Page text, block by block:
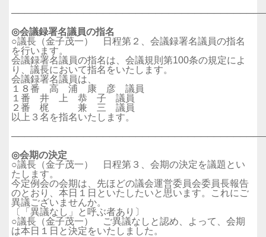
◎会議録署名議員の指名
○議長（金子茂一） 日程第２、会議録署名議員の指名
を行います。
会議録署名議員の指名は、会議規則第100条の規定によ
り、議長において指名をいたします。
会議録署名議員は、
１８番 高 浦 康 彦 議員
１番 井 上 恭 子 議員
２番 梶 兼 三 議員
以上３名を指名いたします。
◎会期の決定
○議長（金子茂一） 日程第３、会期の決定を議題とい
たします。
今定例会の会期は、先ほどの議会運営委員会委員長報告
のとおり、本日１日といたしたいと思います。これにご
異議ございませんか。
〔「異議なし」と呼ぶ者あり〕
○議長（金子茂一） ご異議なしと認め、よって、会期
は本日１日と決定をいたしました。